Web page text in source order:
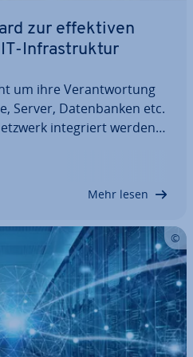
zur ef­fek­ti­ven
In­fra­struk­tur
um ihre Ver­ant­wor­tung
Server, Da­ten­ban­ken etc.
in­te­griert werden,
Mehr lesen